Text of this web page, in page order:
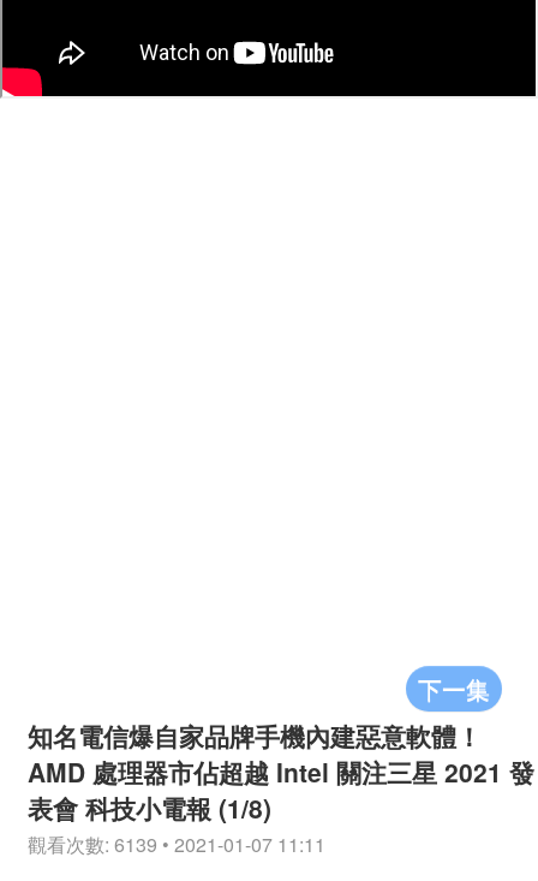
下一集
知名電信爆自家品牌手機內建惡意軟體！
AMD 處理器市佔超越 Intel 關注三星 2021 發
表會 科技小電報 (1/8)
觀看次數: 6139 • 2021-01-07 11:11